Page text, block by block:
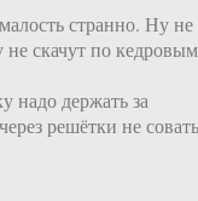
странно. Ну не
скачут по кедровым
надо держать за
решётки не